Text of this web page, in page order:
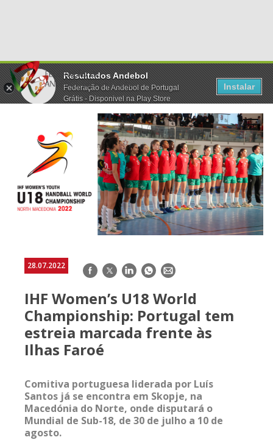
Resultados Andebol
Federação de Andebol de Portugal
Grátis - Disponivel na Play Store
Instalar
28.07.2022 Facebook
TwitterLinkedInWhatsApp
E-
IHF Women’s U18 World
Championship: Portugal tem
estreia marcada frente às
Ilhas Faroé
Comitiva portuguesa liderada por Luís
Santos já se encontra em Skopje, na
Macedónia do Norte, onde disputará o
Mundial de Sub-18, de 30 de julho a 10 de
agosto.